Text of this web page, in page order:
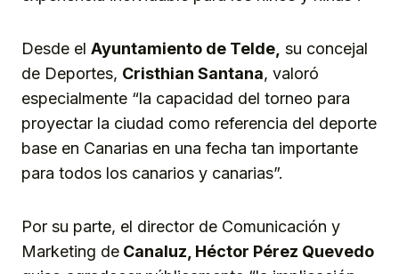
Desde el Ayuntamiento de Telde, su concejal
de Deportes, Cristhian Santana, valoró
especialmente “la capacidad del torneo para
proyectar la ciudad como referencia del deporte
base en Canarias en una fecha tan importante
para todos los canarios y canarias”.
Por su parte, el director de Comunicación y
Marketing de Canaluz, Héctor Pérez Quevedo